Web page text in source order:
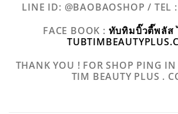
LINE ID: @BAOBAOSHOP / TEL :
FACE BOOK : ทับทิมบิ๊วตี๊พลัส
THANK YOU ! FOR SHOP PING IN
TIM BEAUTY PLUS .